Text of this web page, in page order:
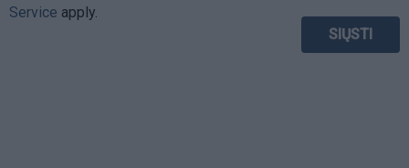
Service apply.